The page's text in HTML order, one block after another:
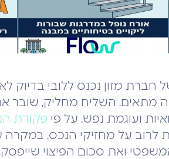
חברת מזון נכנס ללובי
השליח מחליק, שובר את
ועוגמת נפש. על פי פקודת
לרוב על מחזיקי הנכס. במקרה
המשפטי ואת סכום הפיצוי